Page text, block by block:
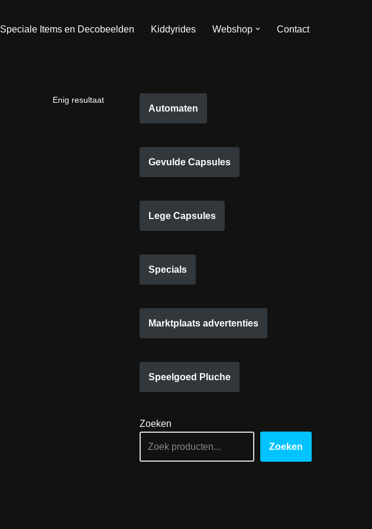
Speciale Items en Decobeelden Kiddyrides Webshop Contact
Enig resultaat
Automaten
Gevulde Capsules
Lege Capsules
Specials
Marktplaats advertenties
Speelgoed Pluche
Zoeken
Zoeken